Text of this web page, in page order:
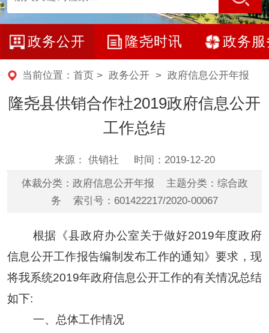
政务公开 隆尧时讯 政务服
当前位置： 首页 > 政务公开> 政府信息公开年报
隆尧县供销合作社2019政府信息公开
工作总结
来源： 供销社 时间：2019-12-20
体裁分类：政府信息公开年报 主题分类：综合政
务 索引号：601422217/2020-00067
根据《县政府办公室关于做好2019年度政府
信息公开工作报告编制发布工作的通知》要求，现
将我系统2019年政府信息公开工作的有关情况总结
如下:
一、总体工作情况